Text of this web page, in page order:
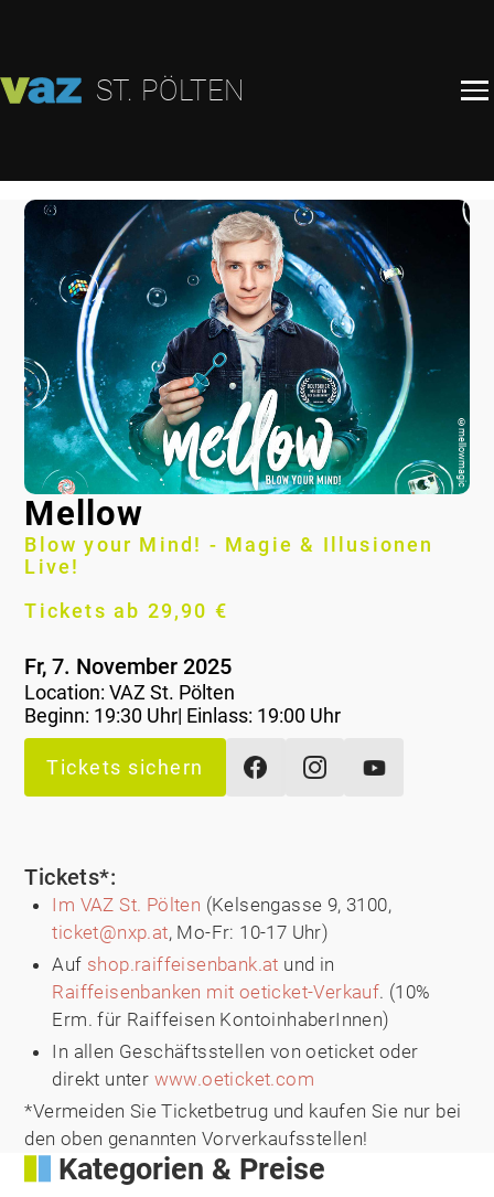
ST. PÖLTEN
Mellow
Blow your Mind! - Magie & Illusionen
Live!
Tickets ab 29,90 €
Fr, 7. November 2025
Location:VAZ St. Pölten
Beginn: 19:30 Uhr| Einlass: 19:00 Uhr
Tickets sichern
Tickets*:
Im VAZ St. Pölten (Kelsengasse 9, 3100,
ticket@nxp.at, Mo-Fr: 10-17 Uhr)
Auf shop.raiffeisenbank.at und in
Raiffeisenbanken mit oeticket-Verkauf. (10%
Erm. für Raiffeisen KontoinhaberInnen)
In allen Geschäftsstellen von oeticket oder
direkt unter www.oeticket.com
*Vermeiden Sie Ticketbetrug und kaufen Sie nur bei
den oben genannten Vorverkaufsstellen!
©
mellowmagic
Kategorien & Preise